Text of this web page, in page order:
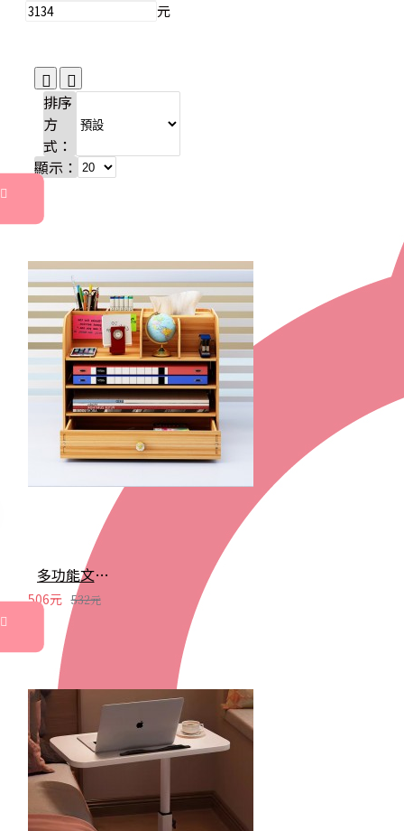
元
排序
方
式：
顯示：
多功能文件收納架 創意多格桌面文件置物架 辦公文具收納盒
506元 532元